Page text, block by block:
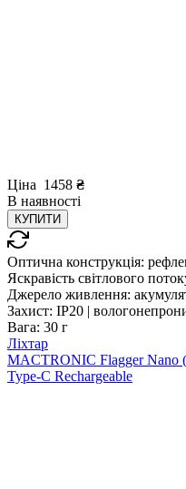
Ціна 1458 ₴
В наявності
КУПИТИ
Оптична конструкція:
Яскравість світлового
Джерело живлення:
Захист: IP20 |
Вага: 30 г
Ліхтар
MACTRONIC Flagger Nano
Type-C Rechargeable